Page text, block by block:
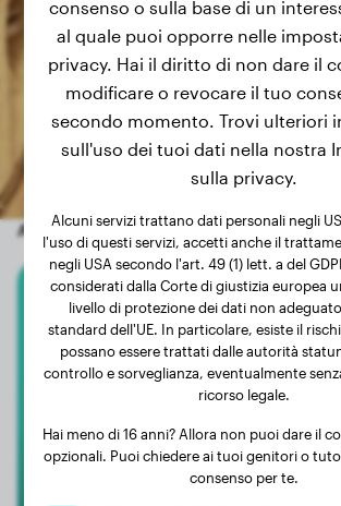
Altri cani a caso
Mastino Dei Pirenei
Maddie
consenso o sulla base di un
al quale puoi opporre nelle
privacy. Hai il diritto di non dare il
modificare o revocare il tuo
secondo momento. Trovi ulteriori
sull'uso dei tuoi dati nella nostra
sulla privacy.
Alcuni servizi trattano dati personali negli
l'uso di questi servizi, accetti anche il
negli USA secondo l'art. 49 (1) lett. a del
considerati dalla Corte di giustizia europea
livello di protezione dei dati non
standard dell'UE. In particolare, esiste il
possano essere trattati dalle autorità
controllo e sorveglianza, eventualmente
ricorso legale.
Hai meno di 16 anni? Allora non puoi dare il
opzionali. Puoi chiedere ai tuoi genitori o
consenso per te.